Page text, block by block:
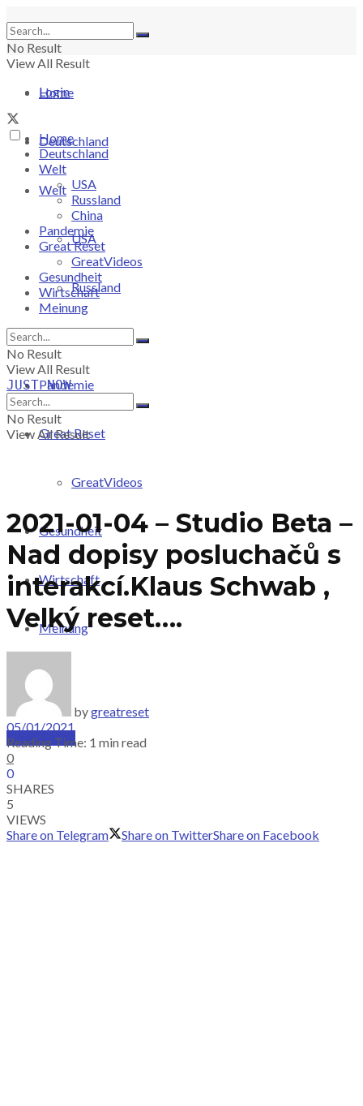
No Result
View All Result
Login
Home
Deutschland
Welt
USA
Russland
Pandemie
Great Reset
GreatVideos
Gesundheit
Wirtschaft
Meinung
PRICING
SUBSCRIBE
Home
Deutschland
Welt
USA
Russland
China
Pandemie
Great Reset
GreatVideos
Gesundheit
Wirtschaft
Meinung
No Result
View All Result
JUST-NOW
No Result
View All Result
2021-01-04 – Studio Beta –
Nad dopisy posluchačů s
interakcí.Klaus Schwab ,
Velký reset….
bygreatreset
05/01/2021
Reading Time: 1 min read
0
0
SHARES
5
VIEWS
Share on Telegram
Share on TwitterShare on Facebook